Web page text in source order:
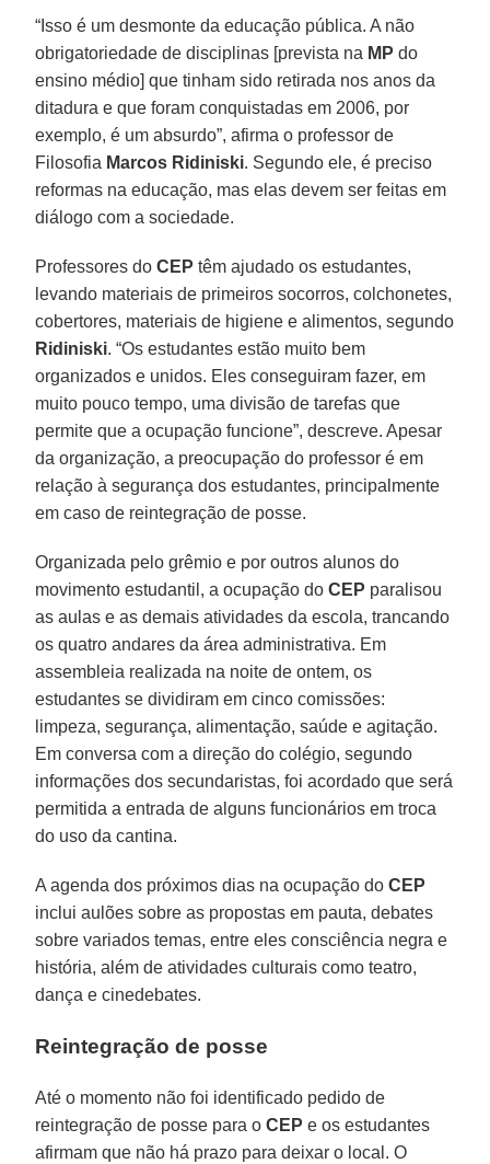
“Isso é um desmonte da educação pública. A não
obrigatoriedade de disciplinas [prevista na MP do
ensino médio] que tinham sido retirada nos anos da
ditadura e que foram conquistadas em 2006, por
exemplo, é um absurdo”, afirma o professor de
Filosofia Marcos Ridiniski. Segundo ele, é preciso
reformas na educação, mas elas devem ser feitas em
diálogo com a sociedade.
Professores doCEP têm ajudado os estudantes,
levando materiais de primeiros socorros, colchonetes,
cobertores, materiais de higiene e alimentos, segundo
Ridiniski. “Os estudantes estão muito bem
organizados e unidos. Eles conseguiram fazer, em
muito pouco tempo, uma divisão de tarefas que
permite que a ocupação funcione”, descreve. Apesar
da organização, a preocupação do professor é em
relação à segurança dos estudantes, principalmente
em caso de reintegração de posse.
Organizada pelo grêmio e por outros alunos do
movimento estudantil, a ocupação doCEP paralisou
as aulas e as demais atividades da escola, trancando
os quatro andares da área administrativa. Em
assembleia realizada na noite de ontem, os
estudantes se dividiram em cinco comissões:
limpeza, segurança, alimentação, saúde e agitação.
Em conversa com a direção do colégio, segundo
informações dos secundaristas, foi acordado que será
permitida a entrada de alguns funcionários em troca
do uso da cantina.
A agenda dos próximos dias na ocupação doCEP
inclui aulões sobre as propostas em pauta, debates
sobre variados temas, entre eles consciência negra e
história, além de atividades culturais como teatro,
dança e cinedebates.
Reintegração de posse
Até o momento não foi identificado pedido de
reintegração de posse para oCEP e os estudantes
afirmam que não há prazo para deixar o local. O